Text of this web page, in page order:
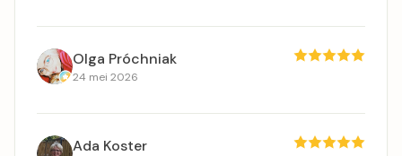
Olga Próchniak
24 mei 2026
Ada Koster